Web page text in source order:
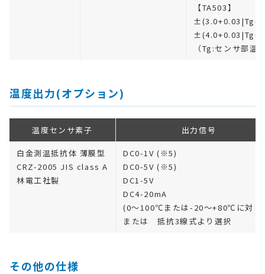
【TA503】
（Tg:センサ部温
温度出力(オプション)
温度センサ素子 出力信号
白金測温抵抗体 薄膜型
CRZ-2005 JIS class A
林電工社製
DC0-1V (※5)
DC0-5V (※5)
DC1-5V
DC4-20mA
(0～100℃または-20～+80℃に対し
または 抵抗3線式より選択
その他の仕様